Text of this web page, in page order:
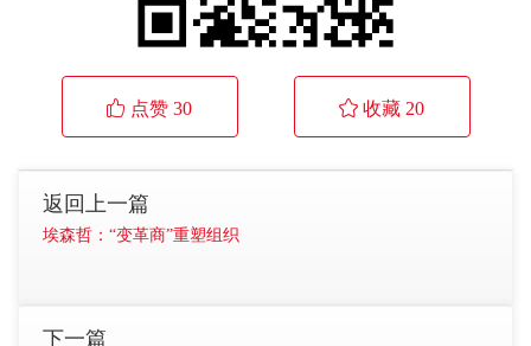
 点赞 30  收藏 20
返回上一篇
埃森哲：“变革商”重塑组织
下一篇